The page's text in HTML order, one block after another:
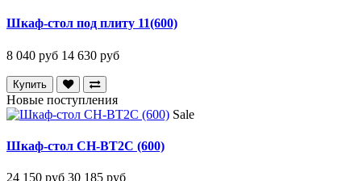
Шкаф-стол под плиту 11(600)
8 040 руб 14 630 руб
Купить
Новые поступления
Sale
Шкаф-стол CH-BT2C (600)
24 150 руб 30 185 руб